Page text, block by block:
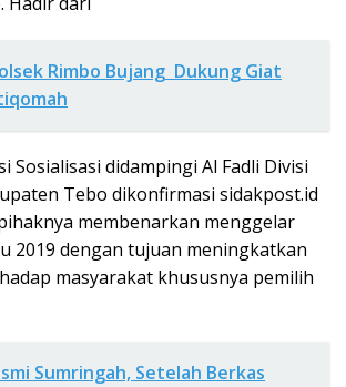
Rimbo Bujang Dukung Giat
Sosialisasi didampingi Al Fadli Divisi
Tebo dikonfirmasi sidakpost.id
membenarkan menggelar
2019 dengan tujuan meningkatkan
masyarakat khususnya pemilih
Sumringah, Setelah Berkas